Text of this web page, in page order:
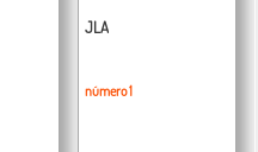
JLA
número 1